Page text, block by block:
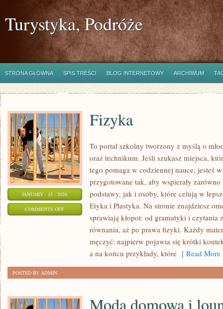
Turystyka, Podróże
STRONA GŁÓWNA SPIS TREŚCI BLOG INTERNETOWY ARCHIWUM
JANUARY - 15 - 2026
COMMENTS OFFON
Fizyka
To portal szkolny tworzony z myślą o
oraz technikum. Jeśli szukasz miejsca,
tego pomaga w codziennej nauce, jesteś
przygotowane tak, aby wspierały
podstawy, jak i osoby, które celują w
Etyka i Plastyka. Na stronie znajdziesz
sprawiają kłopot: od gramatyki i czytania
równania, aż po prawa fizyki. Każdy
męczyć: najpierw pojawia się krótki
a na końcu przykłady, które [ Read More
POSTED BY ADMIN
Moda domowa i